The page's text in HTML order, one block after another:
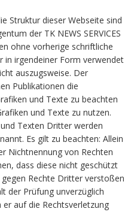
Struktur dieser Webseite sind
der TK NEWS SERVICES
ohne vorherige schriftliche
in irgendeiner Form verwendet
auszugsweise. Der
Publikationen die
und Texte zu beachten
und Texte zu nutzen.
Texten Dritter werden
Es gilt zu beachten: Allein
Nichtnennung von Rechten
dass diese nicht geschützt
Rechte Dritter verstoßen
der Prüfung unverzüglich
auf die Rechtsverletzung